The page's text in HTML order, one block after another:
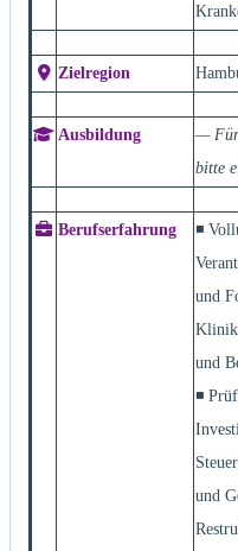
Zielregion
Ausbildung
— Für
bitte
Berufserfahrung
◾
und
und
◾
und